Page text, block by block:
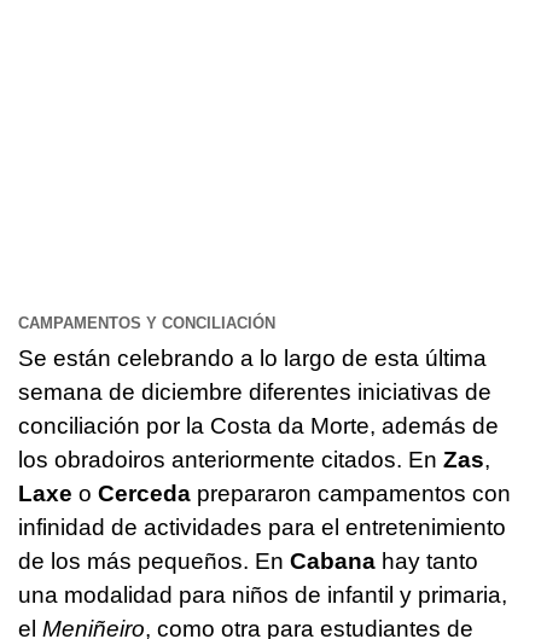
CAMPAMENTOS Y CONCILIACIÓN
Se están celebrando a lo largo de esta última
semana de diciembre diferentes iniciativas de
conciliación por la Costa da Morte, además de
los obradoiros anteriormente citados. En Zas,
Laxe o Cerceda prepararon campamentos con
infinidad de actividades para el entretenimiento
de los más pequeños. En Cabana hay tanto
una modalidad para niños de infantil y primaria,
el Meniñeiro, como otra para estudiantes de